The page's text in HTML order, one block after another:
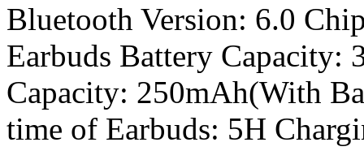
Bluetooth Version: 6.0
Earbuds Battery Capacity:
Capacity: 250mAh(With
time of Earbuds: 5H